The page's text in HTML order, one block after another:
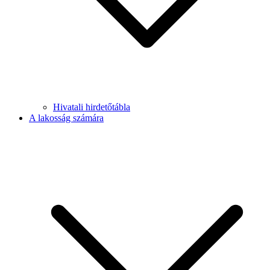
Hivatali hirdetőtábla
A lakosság számára